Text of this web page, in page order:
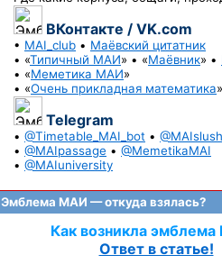
ВКонтакте / VK.com
• MAI_club • Маёвский цитатник
• «Типичный МАИ» • «Маёвник» •
• «Меметика МАИ»
• «Очень прикладная математика»
Telegram
• @Timetable_MAI_bot •
• @MAIpassage • @MemetikaMAI
• @MAIuniversity
Эмблема МАИ — откуда взялась?
Как возникла
Ответ в статье!